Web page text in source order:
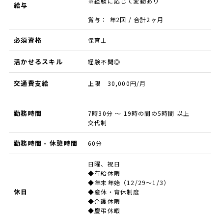
給与
賞与： 年2回 / 合計2ヶ月
必須資格 保育士
活かせるスキル 経験不問◎
交通費支給 上限 30,000円/月
勤務時間
7時30分 ～ 19時の間の5時間 以上
交代制
勤務時間 - 休憩時間 60分
休日
日曜、祝日
◆有給休暇
◆年末年始（12/29～1/3）
◆産休・育休制度
◆介護休暇
◆慶弔休暇